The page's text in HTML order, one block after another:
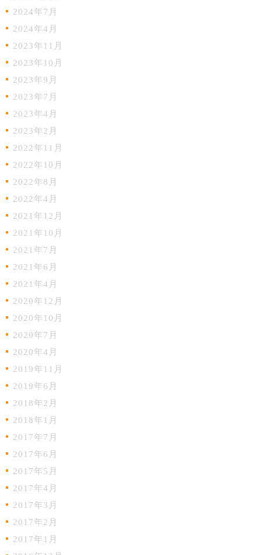
2024年7月
2024年4月
2023年11月
2023年10月
2023年9月
2023年7月
2023年4月
2023年2月
2022年11月
2022年10月
2022年8月
2022年4月
2021年12月
2021年10月
2021年7月
2021年6月
2021年4月
2020年12月
2020年10月
2020年7月
2020年4月
2019年11月
2019年6月
2018年2月
2018年1月
2017年7月
2017年6月
2017年5月
2017年4月
2017年3月
2017年2月
2017年1月